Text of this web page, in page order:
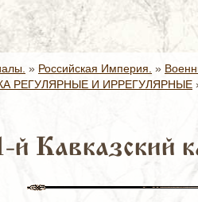
» Российская Империя. »
РЕГУЛЯРНЫЕ И ИРРЕГУЛЯРНЫЕ
й Кавказский